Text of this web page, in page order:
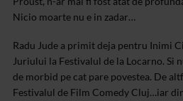
Nicio moarte nu e in zadar…
Radu Jude a primit deja pentru Inimi
Juriului la Festivalul de la Locarno. Si
de morbid pe cat pare povestea. De
Festivalul de Film Comedy Cluj…iar